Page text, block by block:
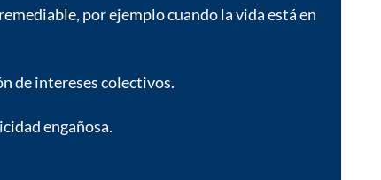
por ejemplo cuando la vida está en
de intereses colectivos.
engañosa.